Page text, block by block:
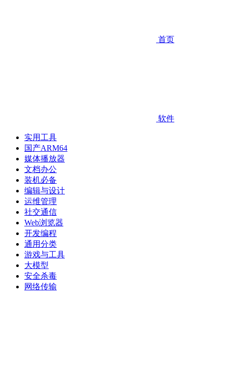
首页
软件
实用工具
国产ARM64
媒体播放器
文档办公
装机必备
编辑与设计
运维管理
社交通信
Web浏览器
开发编程
通用分类
游戏与工具
大模型
安全杀毒
网络传输